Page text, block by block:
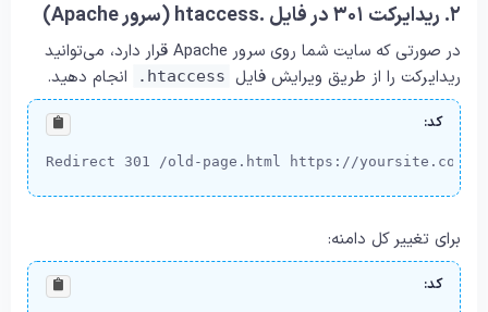
۲. ریدایرکت ۳۰۱ در فایل .htaccess (سرور Apache)
در صورتی که سایت شما روی سرور Apache قرار دارد، می‌توانید
ریدایرکت را از طریق ویرایش فایل .htaccess انجام دهید.
کد:
Redirect 301 /old-page.html https://yoursite.com/
برای تغییر کل دامنه:
کد: